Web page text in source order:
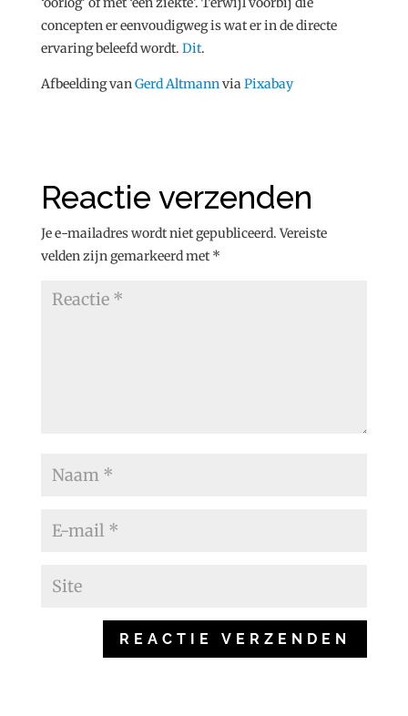
concepten er eenvoudigweg is wat er in de directe
ervaring beleefd wordt. Dit.
Afbeelding vanGerd AltmannviaPixabay
Reactie verzenden
Je e-mailadres wordt niet gepubliceerd. Vereiste
velden zijn gemarkeerd met *